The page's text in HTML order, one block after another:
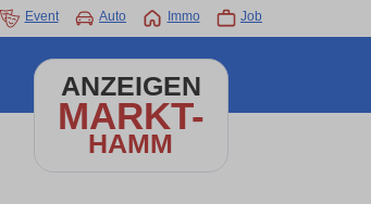
Event Auto Immo Job
ANZEIGEN
MARKT-
HAMM